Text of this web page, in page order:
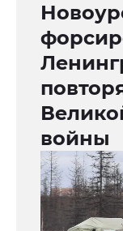
войны